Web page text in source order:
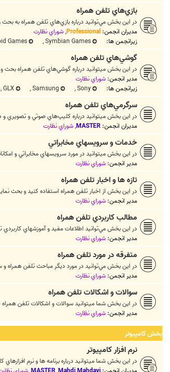
بازي‌هاي تلفن همراه
در اين بخش مي‌توانيد درباره بازي‌هاي تلفن همراه به بحث
مدیران انجمن: Professional
,شوراي نظارت
زیرانجمن ها:
Symbian Games
,
Games
گوشي‌هاي تلفن همراه
در اين بخش ميتوانيد درباره گوشي‌هاي تلفن همراه بحث و
مدیر انجمن: شوراي نظارت
زیرانجمن ها:
Sony
,
Samsung
,
GLX
,
سرگرمي‌هاي تلفن همراه
در اين بخش ميتوانيد درباره كليپ‌هاي صوتي و تصويري
مدیران انجمن: MASTER
,شوراي نظارت
خدمات و سرويسهاي مخابراتي
در اين بخش ميتوانيد در مورد سرويسهاي مخابراتي و
مدیر انجمن: شوراي نظارت
تازه ها و اخبار تلفن همراه
در اين بخش از اخبار تلفن همراه استفاده کنيد و بحث
مدیر انجمن: شوراي نظارت
مطالب كاربردي تلفن همراه
در اين بخش مي‌توانيد اطلاعات مفيد و آموزشهاي كاربردي
مدیر انجمن: شوراي نظارت
متفرقه در مورد تلفن همراه
در اين بخش مي‌توانيد در مورد ديگر مباحث تلفن همراه و
مدیر انجمن: شوراي نظارت
سوالات و اشکالات تلفن همراه
در اين بخش شما ميتوانيد سوالات و اشکالات تلفن
مدیر انجمن: شوراي نظارت
بخش كامپيوتر
نرم افزار كامپيوتر
در اين بخش شما ميتوانيد درباره برنامه ها و نرم افزارهاي